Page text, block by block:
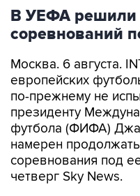
В УЕФА решили
соревнований
Москва. 6 августа.
европейских
по-прежнему не
президенту
футбола (ФИФА)
намерен
соревнования под
четверг Sky News.